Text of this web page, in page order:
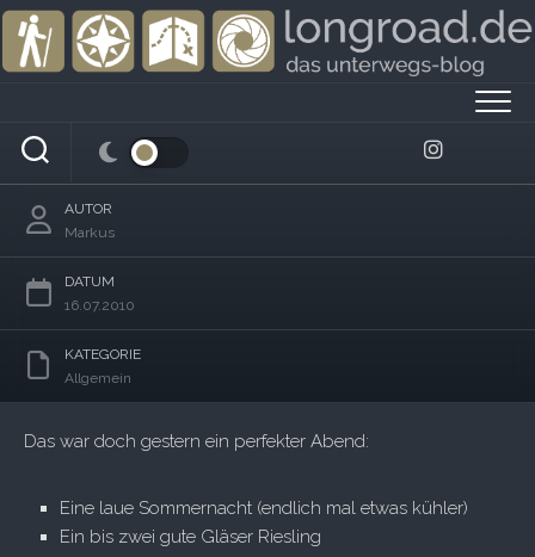
Skip
content
Heimspiel
AUTOR
Markus
DATUM
16.07.2010
KATEGORIE
Allgemein
Das war doch gestern ein perfekter Abend:
Eine laue Sommernacht (endlich mal etwas kühler)
Ein bis zwei gute Gläser Riesling